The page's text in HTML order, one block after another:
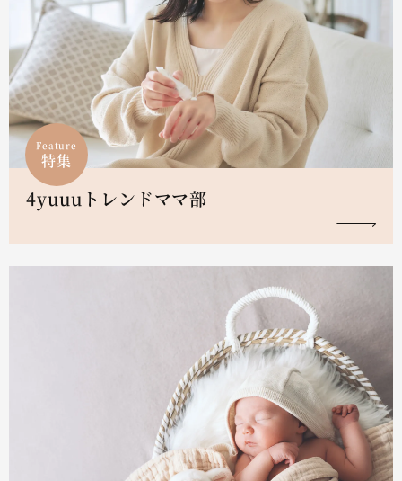
Feature
特集
4yuuuトレンドママ部